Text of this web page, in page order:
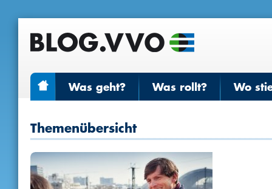
Was geht? Was rollt? Wo
Themenübersicht